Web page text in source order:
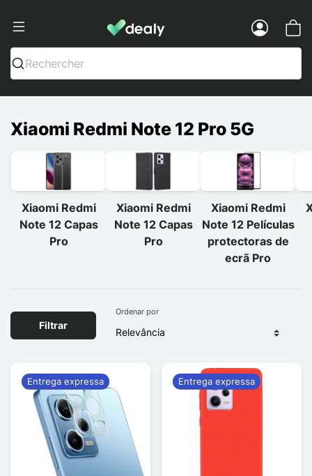
Dealy - Capas e acessórios para
Rechercher
Xiaomi Redmi Note 12 Pro 5G
Xiaomi Redmi
Note 12 Capas
Pro
Xiaomi Redmi
Note 12 Capas
Pro
Xiaomi Redmi
Note 12 Películas
protectoras de
ecrã Pro
Filtrar
Ordenar por
Entrega expressa Entrega expressa